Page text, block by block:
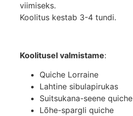
viimiseks.
Koolitus kestab 3-4 tundi.
Koolitusel valmistame:
Quiche Lorraine
Lahtine sibulapirukas
Suitsukana-seene quiche
Lõhe-spargli quiche